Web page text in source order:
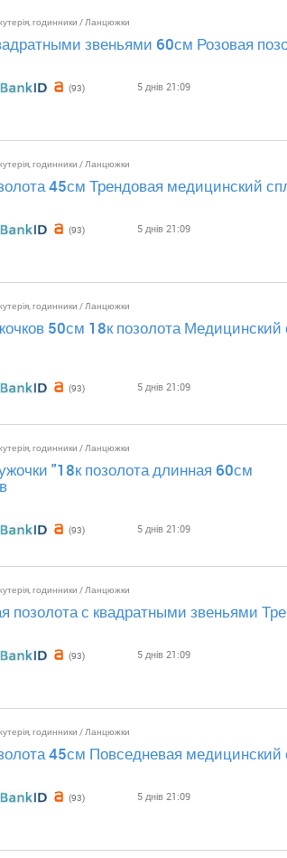
годинники /Ланцюжки
звеньями 60см Розовая
(93) 5 днів 21:09
годинники /Ланцюжки
45см Трендовая медицинский
(93) 5 днів 21:09
годинники /Ланцюжки
50см 18к позолота Медицинский
(93) 5 днів 21:09
годинники /Ланцюжки
"18к позолота длинная 60см
(93) 5 днів 21:09
годинники /Ланцюжки
позолота с квадратными звеньями
(93) 5 днів 21:09
годинники /Ланцюжки
45см Повседневая медицинский
(93) 5 днів 21:09